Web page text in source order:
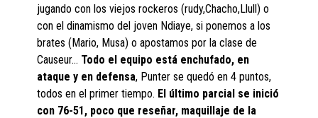
jugando con los viejos rockeros (rudy,Chacho,Llull) o
con el dinamismo del joven Ndiaye, si ponemos a los
brates (Mario, Musa) o apostamos por la clase de
Causeur… Todo el equipo está enchufado, en
ataque y en defensa, Punter se quedó en 4 puntos,
todos en el primer tiempo. El último parcial se inició
con 76-51, poco que reseñar, maquillaje de la